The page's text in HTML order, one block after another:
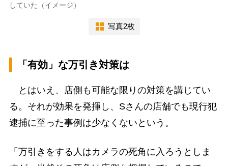
していた（イメージ）
写真2枚
「有効」な万引き対策は
とはいえ、店側も可能な限りの対策を講じてい
る。それが効果を発揮し、Sさんの店舗でも現行犯
逮捕に至った事例は少なくないという。
「万引きをする人はカメラの死角に入ろうとしま